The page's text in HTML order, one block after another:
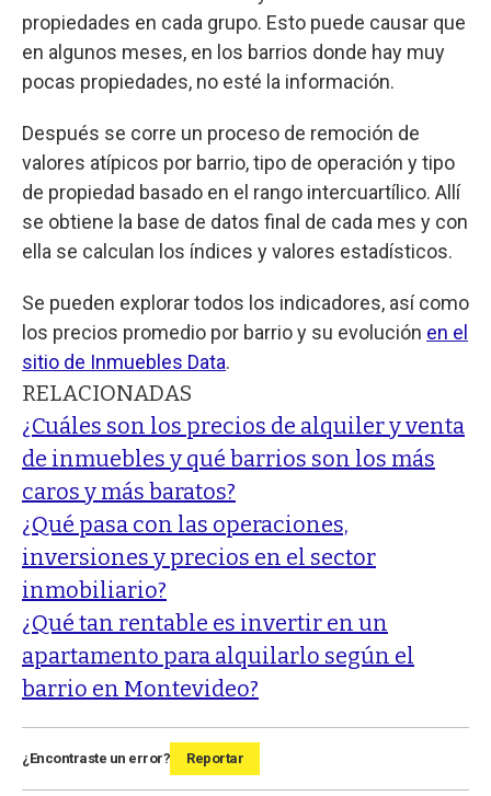
propiedades en cada grupo. Esto puede causar que
en algunos meses, en los barrios donde hay muy
pocas propiedades, no esté la información.
Después se corre un proceso de remoción de
valores atípicos por barrio, tipo de operación y tipo
de propiedad basado en el rango intercuartílico. Allí
se obtiene la base de datos final de cada mes y con
ella se calculan los índices y valores estadísticos.
Se pueden explorar todos los indicadores, así como
los precios promedio por barrio y su evolución en el
sitio de Inmuebles Data.
RELACIONADAS
¿Cuáles son los precios de alquiler y venta
de inmuebles y qué barrios son los más
caros y más baratos?
¿Qué pasa con las operaciones,
inversiones y precios en el sector
inmobiliario?
¿Qué tan rentable es invertir en un
apartamento para alquilarlo según el
barrio en Montevideo?
¿Encontraste un error? Reportar